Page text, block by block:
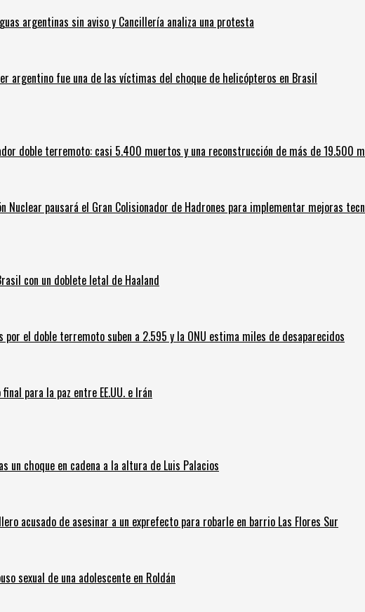
argentinas sin aviso y Cancillería analiza una protesta
argentino fue una de las víctimas del choque de helicópteros en Brasil
doble terremoto: casi 5.400 muertos y una reconstrucción de más de 19.500
Nuclear pausará el Gran Colisionador de Hadrones para implementar mejoras
con un doblete letal de Haaland
por el doble terremoto suben a 2.595 y la ONU estima miles de desaparecidos
para la paz entre EE.UU. e Irán
un choque en cadena a la altura de Luis Palacios
acusado de asesinar a un exprefecto para robarle en barrio Las Flores Sur
sexual de una adolescente en Roldán